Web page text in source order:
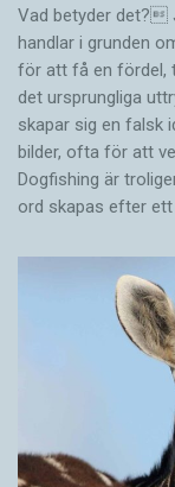
Vad betyder det?
handlar i grunden
för att få en fördel,
det ursprungliga
skapar sig en falsk
bilder, ofta för att
Dogfishing är
ord skapas efter